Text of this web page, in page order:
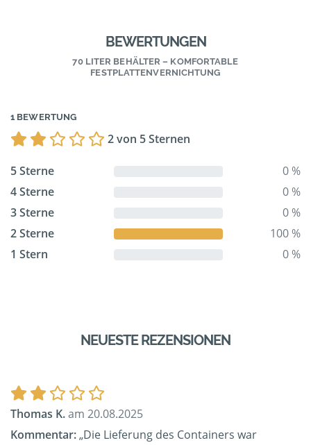
BEWERTUNGEN
70 LITER BEHÄLTER – KOMFORTABLE
FESTPLATTENVERNICHTUNG
1 BEWERTUNG
2 von 5 Sternen
5 Sterne
0 %
4 Sterne
0 %
3 Sterne
0 %
2 Sterne
100 %
1 Stern
0 %
NEUESTE REZENSIONEN
Thomas K.am 20.08.2025
Kommentar:„Die Lieferung des Containers war